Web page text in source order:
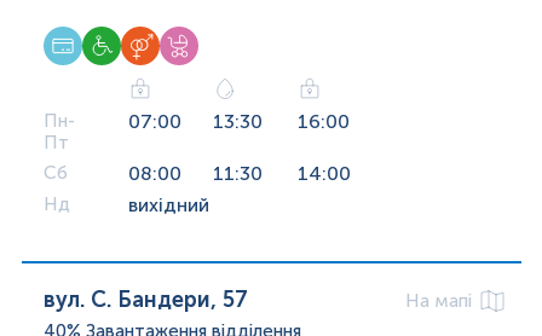
Пн-
Пт
07:00 13:30 16:00
Сб 08:00 11:30 14:00
Нд вихідний
вул. С. Бандери, 57
На мапі
40% Завантаження відділення